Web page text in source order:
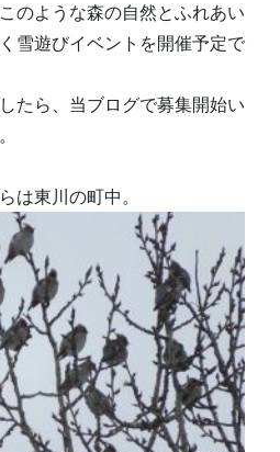
のような森の自然とふれあい
雪遊びイベントを開催予定で
たら、当ブログで募集開始い
は東川の町中。